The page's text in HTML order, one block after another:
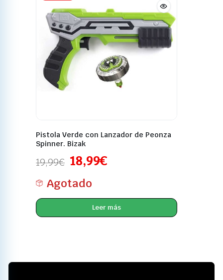
Pistola Verde con Lanzador de Peonza
Spinner. Bizak
19,99€ 18,99€
Agotado
Leer más